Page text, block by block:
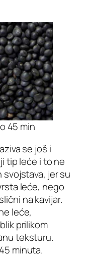
45 min
se još i
tip leće i to ne
jer su
leće, nego
na kavijar.
leće,
prilikom
teksturu.
minuta.